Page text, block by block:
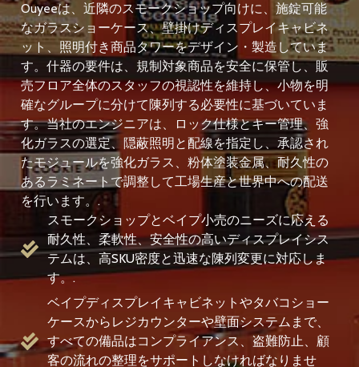
Ouyeeは、近隣のスモークショップ向けに、施錠可能
なガラスショーケース、壁掛けディスプレイキャビネ
ット、照明付き商品タワーをデザイン・製造していま
す。什器の要件は、規制対象商品を安全に保管し、販
売フロア全体のスタッフの視認性を維持し、小物を明
確なグループに分けて陳列する必要性に基づいていま
す。当社のエンジニアは、ロック仕様とキー管理、強
化ガラスの選定、隠蔽照明と配線を指定し、承認され
たモジュールを強化ガラス、粉体塗装金属、耐久性の
あるラミネートで調整して工場生産と世界中への配送
を行います。.
スモークショップとベイプ小売のニーズに応える
耐久性、柔軟性、安全性の高いディスプレイシス
テムは、高SKU密度と迅速な陳列変更に対応しま
す。.
ベイプディスプレイキャビネットやタバコショー
ケースからレジカウンターや壁面システムまで、
すべての備品はコンプライアンス、盗難防止、顧
客の流れの整理をサポートしなければなりませ